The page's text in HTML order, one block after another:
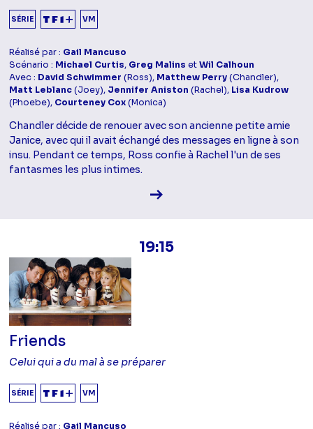
SÉRIE VM
Réalisé par : Gail Mancuso
Scénario : Michael Curtis, Greg Malins etWil Calhoun
Avec : David Schwimmer (Ross), Matthew Perry(Chandler),
Matt Leblanc(Joey), Jennifer Aniston (Rachel), Lisa Kudrow
(Phoebe), Courteney Cox(Monica)
Chandler décide de renouer avec son ancienne petite amie
Janice, avec qui il avait échangé des messages en ligne à son
insu. Pendant ce temps, Ross confie à Rachel l'un de ses
fantasmes les plus intimes.
Voir la fiche diffusion
19:15
Friends
Celui qui a du mal à se préparer
SÉRIE VM
Réalisé par : Gail Mancuso